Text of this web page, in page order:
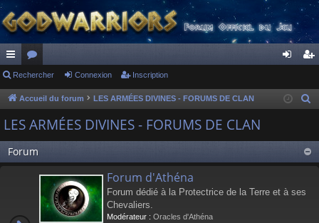
ac
co
ur
ci
s
or
u
m
s
ne
on
cri
on
Rechercher Connexion Inscription
Accueil du forum LES ARMÉES DIVINES - FORUMS DE CLAN
e
LES ARMÉES DIVINES - FORUMS DE CLAN
Forum
Forum d'Athéna
Forum dédié à la Protectrice de la Terre et à ses
Chevaliers.
Modérateur : Oracles d'Athéna